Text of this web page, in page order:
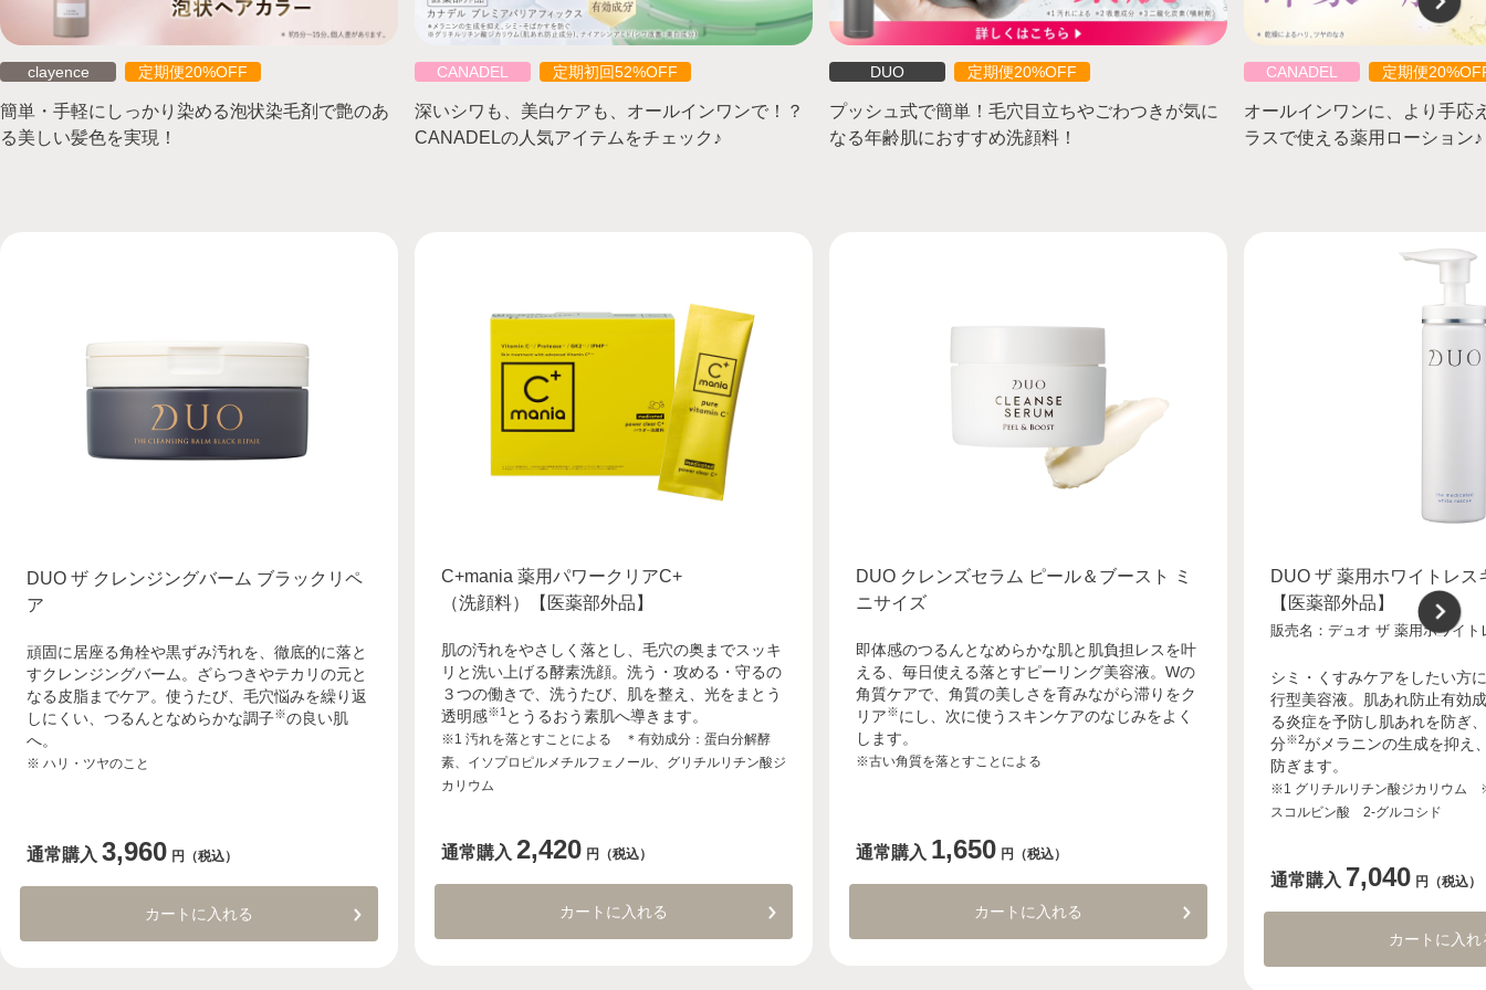
clayence 定期便20%OFF
簡単・手軽にしっかり染める泡状染毛剤で艶のあ
る美しい髪色を実現！
CANADEL 定期初回52%OFF
深いシワも、美白ケアも、オールインワンで！？
CANADELの人気アイテムをチェック♪
DUO 定期便20%OFF
プッシュ式で簡単！⽑⽳⽬⽴ちやごわつきが気に
なる年齢肌におすすめ洗顔料！
CANADEL 定期便
オールインワンに、より手応
ラスで使える薬用ローション♪
DUO ザ クレンジングバーム ブラックリペ
ア
頑固に居座る角栓や黒ずみ汚れを、徹底的に落と
すクレンジングバーム。ざらつきやテカリの元と
なる皮脂までケア。使うたび、毛穴悩みを繰り返
しにくい、つるんとなめらかな調子※の良い肌
へ。
※ ハリ・ツヤのこと
通常購入 3,960 円（税込）
カートに入れる
C+mania 薬用パワークリアC+
（洗顔料）【医薬部外品】
肌の汚れをやさしく落とし、毛穴の奥までスッキ
リと洗い上げる酵素洗顔。洗う・攻める・守るの
３つの働きで、洗うたび、肌を整え、光をまとう
透明感※1 とうるおう素肌へ導きます。
※1 汚れを落とすことによる ＊有効成分：蛋白分解酵
素、イソプロピルメチルフェノール、グリチルリチン酸ジ
カリウム
通常購入 2,420 円（税込）
カートに入れる
DUO クレンズセラム ピール＆ブースト ミ
ニサイズ
即体感のつるんとなめらかな肌と肌負担レスを叶
える、毎日使える落とすピーリング美容液。Wの
角質ケアで、角質の美しさを育みながら滞りをク
リア※にし、次に使うスキンケアのなじみをよく
します。
※古い角質を落とすことによる
通常購入 1,650 円（税込）
カートに入れる
DUO ザ 薬用ホワイトレス
【医薬部外品】
販売名：デュオ ザ 薬用ホワイト
シミ・くすみケアをしたい方
行型美容液。肌あれ防止有効
る炎症を予防し肌あれを防ぎ
分※2がメラニンの生成を抑え
防ぎます。
※1 グリチルリチン酸ジカリウム
スコルビン酸 2-グルコシド
通常購入 7,040 円（税込）
カートに入れ